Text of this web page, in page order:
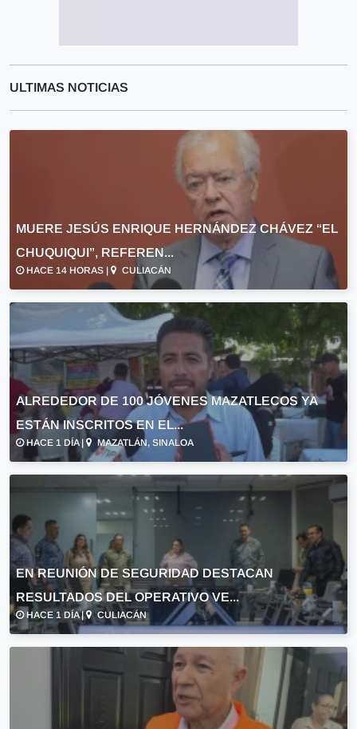
ULTIMAS NOTICIAS
MUERE JESÚS ENRIQUE HERNÁNDEZ CHÁVEZ “EL
CHUQUIQUI”, REFEREN...
HACE 14 HORAS | CULIACÁN
ALREDEDOR DE 100 JÓVENES MAZATLECOS YA
ESTÁN INSCRITOS EN EL...
HACE 1 DÍA | MAZATLÁN, SINALOA
EN REUNIÓN DE SEGURIDAD DESTACAN
RESULTADOS DEL OPERATIVO VE...
HACE 1 DÍA | CULIACÁN